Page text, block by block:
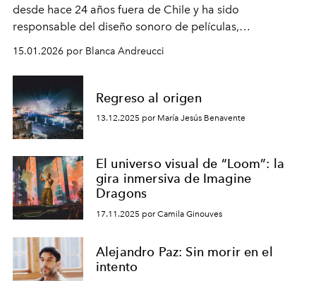
desde hace 24 años fuera de Chile y ha sido
responsable del diseño sonoro de películas,
documentales, programas de televisión, videojuegos y
exposiciones artísticas.
15.01.2026 por Blanca Andreucci
Regreso al origen
13.12.2025 por María Jesús Benavente
El universo visual de “Loom”: la
gira inmersiva de Imagine
Dragons
17.11.2025 por Camila Ginouves
Alejandro Paz: Sin morir en el
intento